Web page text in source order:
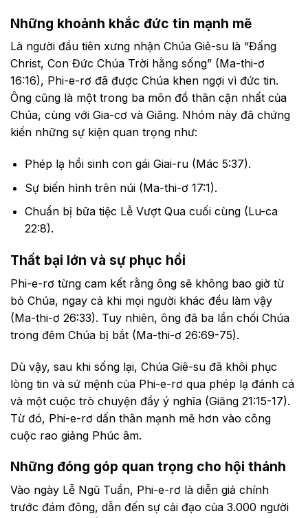
Những khoảnh khắc đức tin mạnh mẽ
Là người đầu tiên xưng nhận Chúa Giê-su là “Đấng
Christ, Con Đức Chúa Trời hằng sống” (Ma-thi-ơ
16:16), Phi-e-rơ đã được Chúa khen ngợi vì đức tin.
Ông cũng là một trong ba môn đồ thân cận nhất của
Chúa, cùng với Gia-cơ và Giăng. Nhóm này đã chứng
kiến những sự kiện quan trọng như:
Phép lạ hồi sinh con gái Giai-ru (Mác 5:37).
Sự biến hình trên núi (Ma-thi-ơ 17:1).
Chuẩn bị bữa tiệc Lễ Vượt Qua cuối cùng (Lu-ca
22:8).
Thất bại lớn và sự phục hồi
Phi-e-rơ từng cam kết rằng ông sẽ không bao giờ từ
bỏ Chúa, ngay cả khi mọi người khác đều làm vậy
(Ma-thi-ơ 26:33). Tuy nhiên, ông đã ba lần chối Chúa
trong đêm Chúa bị bắt (Ma-thi-ơ 26:69-75).
Dù vậy, sau khi sống lại, Chúa Giê-su đã khôi phục
lòng tin và sứ mệnh của Phi-e-rơ qua phép lạ đánh cá
và một cuộc trò chuyện đầy ý nghĩa (Giăng 21:15-17).
Từ đó, Phi-e-rơ dấn thân mạnh mẽ hơn vào công
cuộc rao giảng Phúc âm.
Những đóng góp quan trọng cho hội thánh
Vào ngày Lễ Ngũ Tuần, Phi-e-rơ là diễn giả chính
trước đám đông, dẫn đến sự cải đạo của 3.000 người